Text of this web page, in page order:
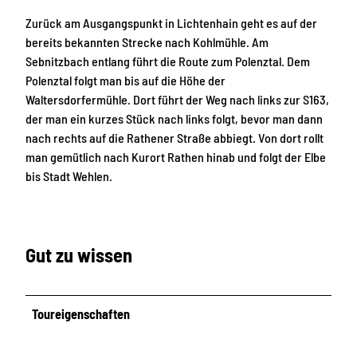
Zurück am Ausgangspunkt in Lichtenhain geht es auf der
bereits bekannten Strecke nach Kohlmühle. Am
Sebnitzbach entlang führt die Route zum Polenztal. Dem
Polenztal folgt man bis auf die Höhe der
Waltersdorfermühle. Dort führt der Weg nach links zur S163,
der man ein kurzes Stück nach links folgt, bevor man dann
nach rechts auf die Rathener Straße abbiegt. Von dort rollt
man gemütlich nach Kurort Rathen hinab und folgt der Elbe
bis Stadt Wehlen.
Gut zu wissen
Toureigenschaften